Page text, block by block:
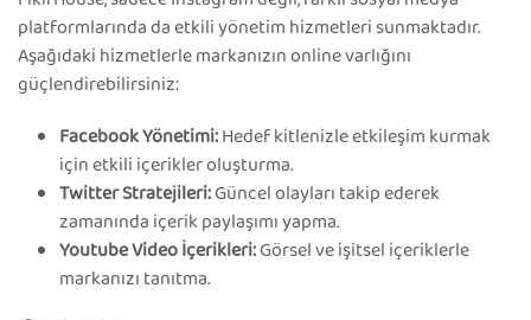
platformlarında da etkili yönetim hizmetleri sunmaktadır.
Aşağıdaki hizmetlerle markanızın online varlığını
güçlendirebilirsiniz:
Facebook Yönetimi:Hedef kitlenizle etkileşim kurmak
için etkili içerikler oluşturma.
Twitter Stratejileri:Güncel olayları takip ederek
zamanında içerik paylaşımı yapma.
Youtube Video İçerikleri:Görsel ve işitsel içeriklerle
markanızı tanıtma.